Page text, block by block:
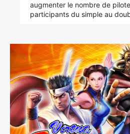
augmenter le nombre de
participants du simple au